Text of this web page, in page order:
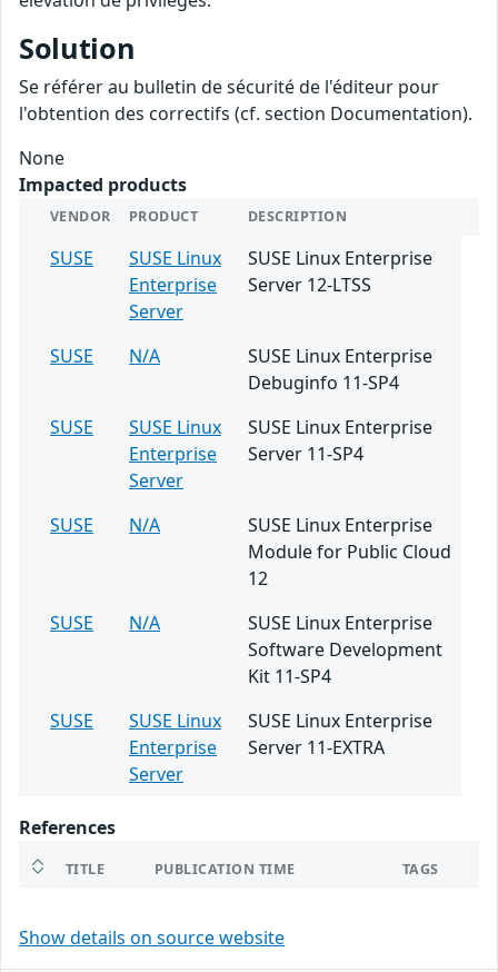
Solution
Se référer au bulletin de sécurité de l'éditeur pour
l'obtention des correctifs (cf. section Documentation).
None
Impacted products
VENDOR PRODUCT DESCRIPTION
SUSE
SUSE Linux
Enterprise
Server
SUSE Linux Enterprise
Server 12-LTSS
SUSE N/A
SUSE Linux Enterprise
Debuginfo 11-SP4
SUSE
SUSE Linux
Enterprise
Server
SUSE Linux Enterprise
Server 11-SP4
SUSE N/A
SUSE Linux Enterprise
Module for Public Cloud
12
SUSE
N/A
SUSE Linux Enterprise
Software Development
Kit 11-SP4
SUSE
SUSE Linux
Enterprise
Server
SUSE Linux Enterprise
Server 11-EXTRA
References
TITLE PUBLICATION TIME TAGS
Show details on source website